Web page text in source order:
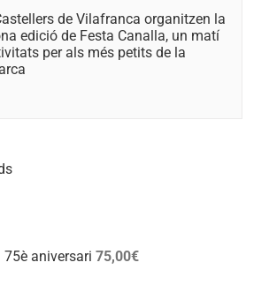
de Vilafranca organitzen la
edició de Festa Canalla, un matí
per als més petits de la
aniversari 75,00€